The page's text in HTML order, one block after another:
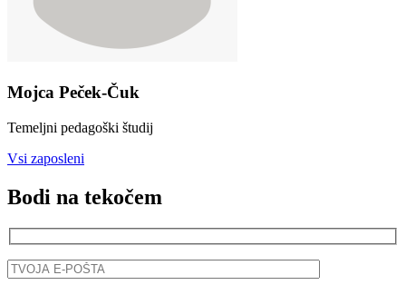
Mojca Peček-Čuk
Temeljni pedagoški študij
Vsi zaposleni
Bodi na tekočem